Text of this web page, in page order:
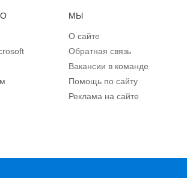
МЫ
О сайте
Обратная связь
Вакансии в команде
Помощь по сайту
Реклама на сайте